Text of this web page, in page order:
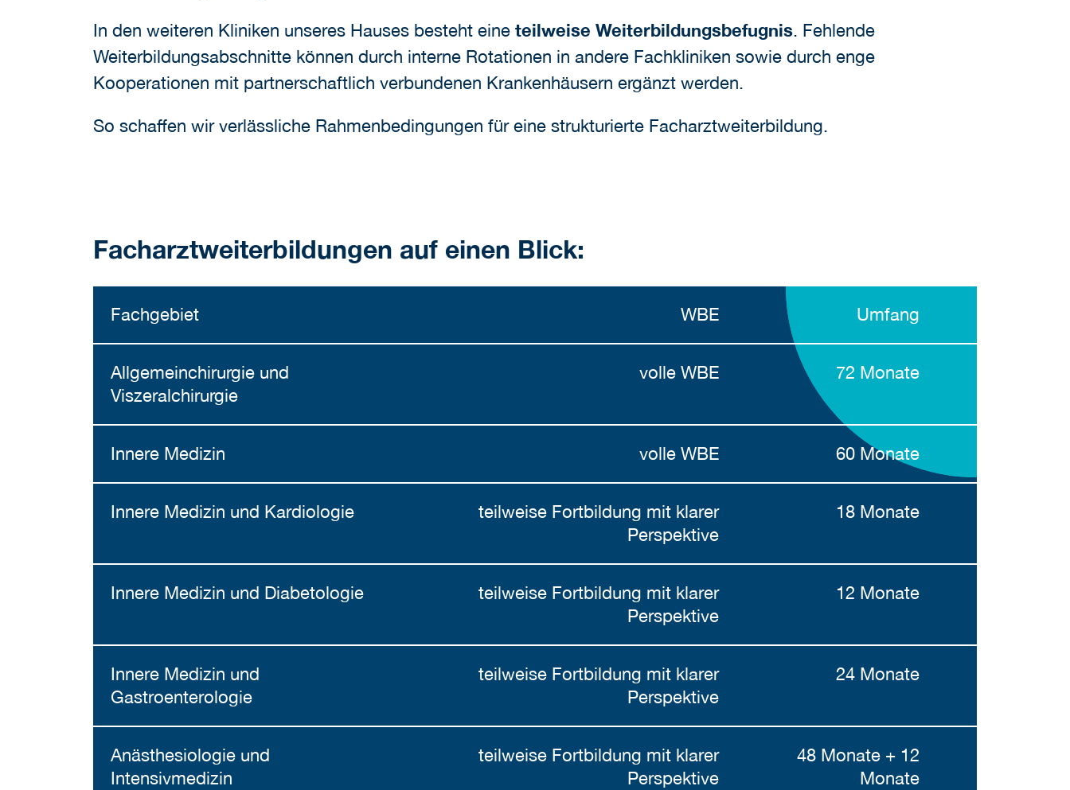
In den weiteren Kliniken unseres Hauses besteht eine teilweise Weiterbildungsbefugnis. Fehlende
Weiterbildungsabschnitte können durch interne Rotationen in andere Fachkliniken sowie durch enge
Kooperationen mit partnerschaftlich verbundenen Krankenhäusern ergänzt werden.
So schaffen wir verlässliche Rahmenbedingungen für eine strukturierte Facharztweiterbildung.
Facharztweiterbildungen auf einen Blick:
Fachgebiet WBE Umfang
Allgemeinchirurgie und
Viszeralchirurgie
volle WBE 72 Monate
Innere Medizin volle WBE 60 Monate
Innere Medizin und Kardiologie
teilweise Fortbildung mit klarer
Perspektive
18 Monate
Innere Medizin und Diabetologie
teilweise Fortbildung mit klarer
Perspektive
12 Monate
Innere Medizin und
Gastroenterologie
teilweise Fortbildung mit klarer
Perspektive
24 Monate
Anästhesiologie und
Intensivmedizin
teilweise Fortbildung mit klarer
Perspektive
48 Monate + 12
Monate